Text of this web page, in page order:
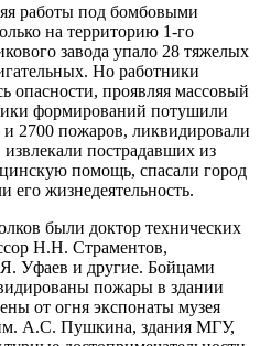
работы под бомбовыми
на территорию 1-го
завода упало 28 тяжелых
Но работники
проявляя массовый
формирований потушили
и 2700 пожаров, ликвидировали
пострадавших из
помощь, спасали город
его жизнедеятельность.
были доктор технических
Н.Н. Страментов,
Уфаев и другие. Бойцами
пожары в здании
от огня экспонаты музея
А.С. Пушкина, здания МГУ,